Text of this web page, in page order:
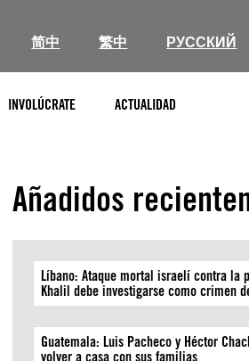
简中 繁中 РУССКИЙ
INVOLÚCRATE ACTUALIDAD
Añadidos
Líbano: Ataque mortal israelí contra la
Khalil debe investigarse como crimen
Guatemala: Luis Pacheco y Héctor
volver a casa con sus familias